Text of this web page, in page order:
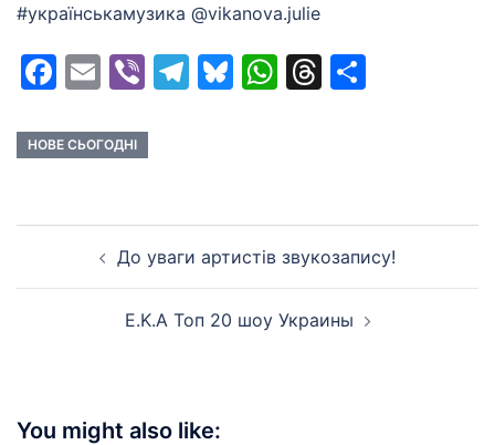
#українськамузика @vikanova.julie
Facebook
EmailViberTelegram
Bluesky
WhatsApp
Threads
НОВЕ СЬОГОДНІ
navigationДо уваги артистів звукозапису!
E.K.A Топ 20 шоу Украины
You might also like: